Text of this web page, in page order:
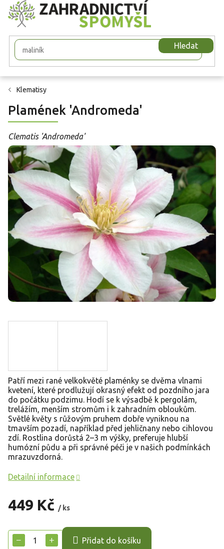
Přejít
na
obsah
Hledat
Klematisy
Plamének 'Andromeda'
Clematis 'Andromeda'
449 Kč / ks
cena:
+
− Přidat do košíku
Patří mezi rané velkokvěté plaménky se dvěma vlnami
kvetení, které prodlužují okrasný efekt od pozdního jara
do počátku podzimu. Hodí se k výsadbě k pergolám,
trelážím, menším stromům i k zahradním obloukům.
Světlé květy s růžovým pruhem dobře vyniknou na
tmavším pozadí, například před jehličnany nebo cihlovou
zdí. Rostlina dorůstá 2–3 m výšky, preferuje hlubší
humózní půdu a při správné péči je v našich podmínkách
mrazuvzdorná.
Detailní informace